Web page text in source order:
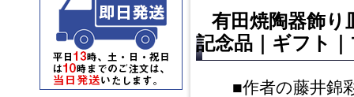
有田焼陶器飾り
記念品｜ギフト
■作者の藤井錦